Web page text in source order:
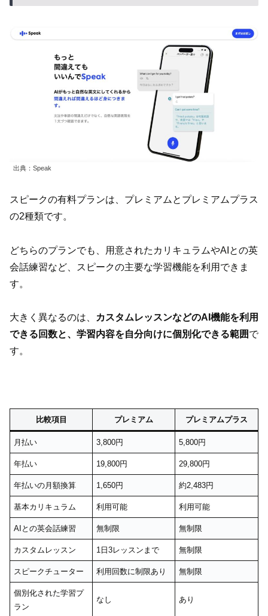
出典：Speak
スピークの有料プランは、プレミアムとプレミアムプラス
の2種類です。
どちらのプランでも、用意されたカリキュラムやAIとの英
会話練習など、スピークの主要な学習機能を利用できま
す。
大きく異なるのは、
カスタムレッスンなどのAI機能を利用
できる回数と、学習内容を自分向けに個別化できる範囲で
す。
比較項目 プレミアム プレミアムプラス
月払い 3,800円 5,800円
年払い 19,800円 29,800円
年払いの月額換算 1,650円 約2,483円
基本カリキュラム 利用可能 利用可能
AIとの英会話練習 無制限 無制限
カスタムレッスン 1日3レッスンまで 無制限
スピークチューター 利用回数に制限あり 無制限
個別化された学習プ
ラン
なし あり